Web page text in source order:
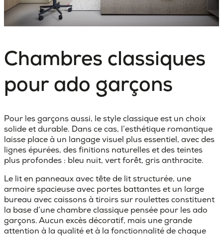
Chambres classiques
pour ado garçons
Pour les garçons aussi, le style classique est un choix
solide et durable. Dans ce cas, l’esthétique romantique
laisse place à un langage visuel plus essentiel, avec des
lignes épurées, des finitions naturelles et des teintes
plus profondes : bleu nuit, vert forêt, gris anthracite.
Le lit en panneaux avec tête de lit structurée, une
armoire spacieuse avec portes battantes et un large
bureau avec caissons à tiroirs sur roulettes constituent
la base d’une chambre classique pensée pour les ado
garçons. Aucun excès décoratif, mais une grande
attention à la qualité et à la fonctionnalité de chaque